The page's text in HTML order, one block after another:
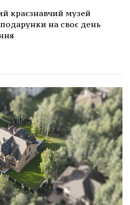
краєзнавчий музей
на своє день